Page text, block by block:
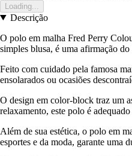
Loading...
Descrição
O polo em malha Fred Perry
simples blusa, é uma afirmação
Feito com cuidado pela famosa
ensolarados ou ocasiões
O design em color-block traz um
relaxamento, este polo é
Além de sua estética, o polo em
esportes e da moda, garante uma